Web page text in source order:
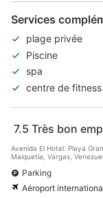
Services
plage privée
Piscine
spa
centre de fitness
7.5 Très bon
Avenida El Hotel. Playa
Maiquetía, Vargas,
Parking
Aéroport international Simon